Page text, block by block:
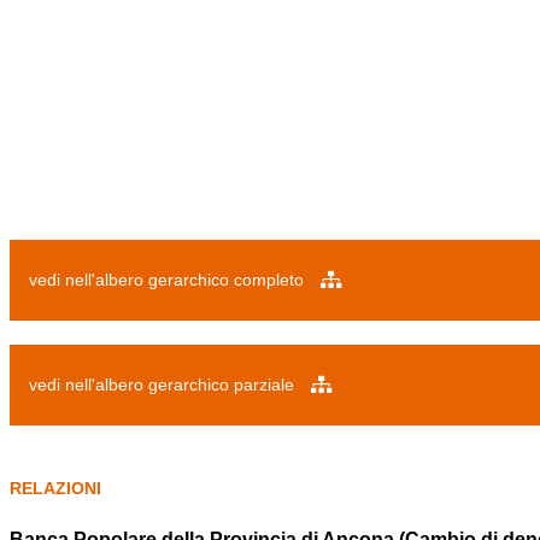
vedi nell'albero gerarchico completo
vedi nell'albero gerarchico parziale
RELAZIONI